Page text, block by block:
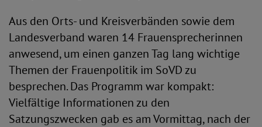
Aus den Orts- und Kreisverbänden sowie dem
Landesverband waren 14 Frauensprecherinnen
anwesend, um einen ganzen Tag lang wichtige
Themen der Frauenpolitik im SoVD zu
besprechen. Das Programm war kompakt:
Vielfältige Informationen zu den
Satzungszwecken gab es am Vormittag, nach der